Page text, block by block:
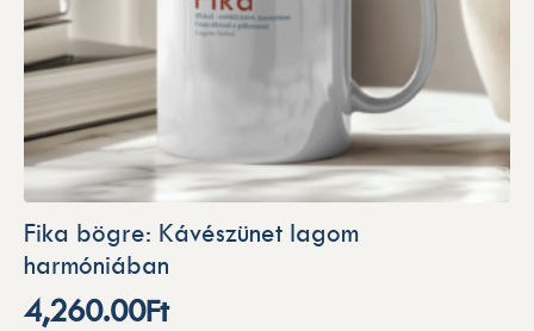
Fika bögre: Kávészünet lagom
harmóniában
4,260.00Ft